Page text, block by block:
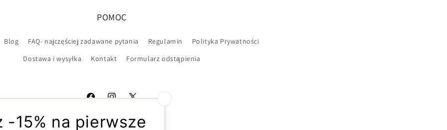
POMOC
Blog FAQ- najczęściej zadawane pytania Regulamin
Polityka Prywatności
Dostawa i wysyłka
Kontakt Formularz odstąpienia
FacebookInstagram
X